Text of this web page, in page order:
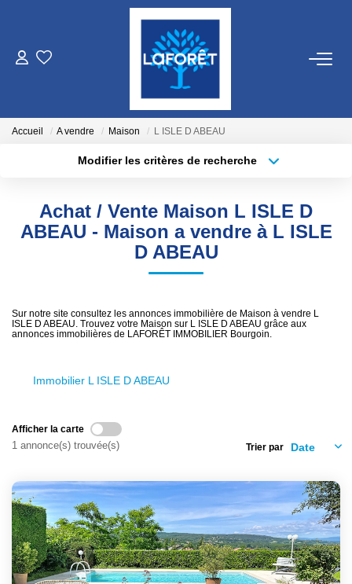
LOCATIONS
ESTIMATION
Nos Équipes
Avis Clients
CONTACT
Accueil A vendre Maison L ISLE D ABEAU
Modifier les critères de recherche
Surface min Budget max
Achat / Vente Maison L ISLE D
ABEAU - Maison a vendre à L ISLE
D ABEAU
Sur notre site consultez les annonces immobilière de Maison à vendre L
ISLE D ABEAU. Trouvez votre Maison sur L ISLE D ABEAU grâce aux
annonces immobilières de LAFORÊT IMMOBILIER Bourgoin.
Immobilier L ISLE D ABEAU
Afficher la carte
1 annonce(s) trouvée(s) Trier par